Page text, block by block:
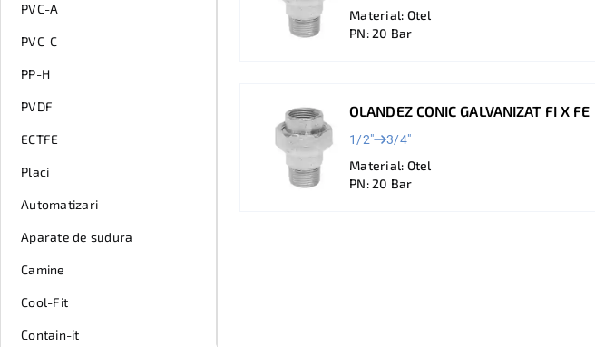
PVC-A
PVC-C
PP-H
PVDF
ECTFE
Placi
Automatizari
Aparate de sudura
Camine
Cool-Fit
Contain-it
Material: Otel
PN: 20 Bar
OLANDEZ CONIC GALVANIZAT FI X FE
1/2" 3/4"
Material: Otel
PN: 20 Bar